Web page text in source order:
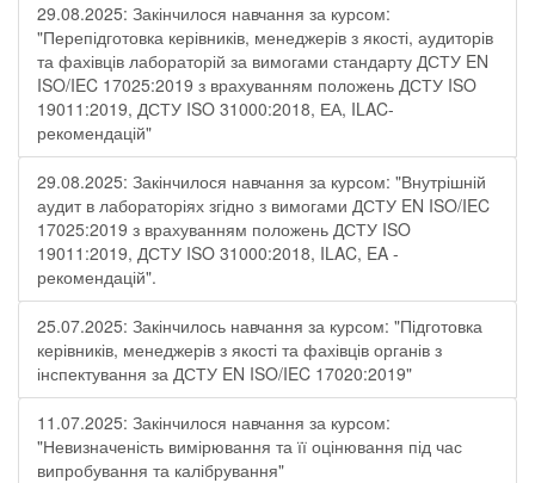
29.08.2025: Закінчилося навчання за курсом:
"Перепідготовка керівників, менеджерів з якості, аудиторів
та фахівців лабораторій за вимогами стандарту ДСТУ EN
ISO/IEC 17025:2019 з врахуванням положень ДСТУ ISO
19011:2019, ДСТУ ISO 31000:2018, ЕА, ILAC-
рекомендацій"
29.08.2025: Закінчилося навчання за курсом: "Внутрішній
аудит в лабораторіях згідно з вимогами ДСТУ EN ISO/IEC
17025:2019 з врахуванням положень ДСТУ ISO
19011:2019, ДСТУ ISO 31000:2018, ILAC, EA -
рекомендацій".
25.07.2025: Закінчилось навчання за курсом: "Підготовка
керівників, менеджерів з якості та фахівців органів з
інспектування за ДСТУ EN ISO/IEC 17020:2019"
11.07.2025: Закінчилося навчання за курсом:
"Невизначеність вимірювання та її оцінювання під час
випробування та калібрування"